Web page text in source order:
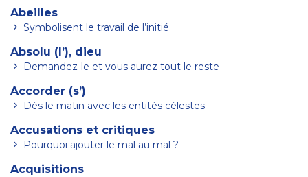
Abeilles
Symbolisent le travail de l’initié
Absolu (l’), dieu
Demandez-le et vous aurez tout le reste
Accorder (s’)
Dès le matin avec les entités célestes
Accusations et critiques
Pourquoi ajouter le mal au mal ?
Acquisitions